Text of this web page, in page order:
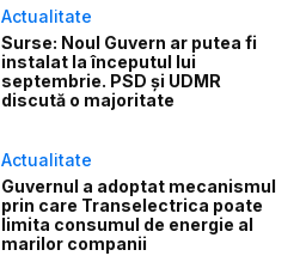
Actualitate
Surse: Noul Guvern ar putea fi
instalat la începutul lui
septembrie. PSD și UDMR
discută o majoritate
Actualitate
Guvernul a adoptat mecanismul
prin care Transelectrica poate
limita consumul de energie al
marilor companii